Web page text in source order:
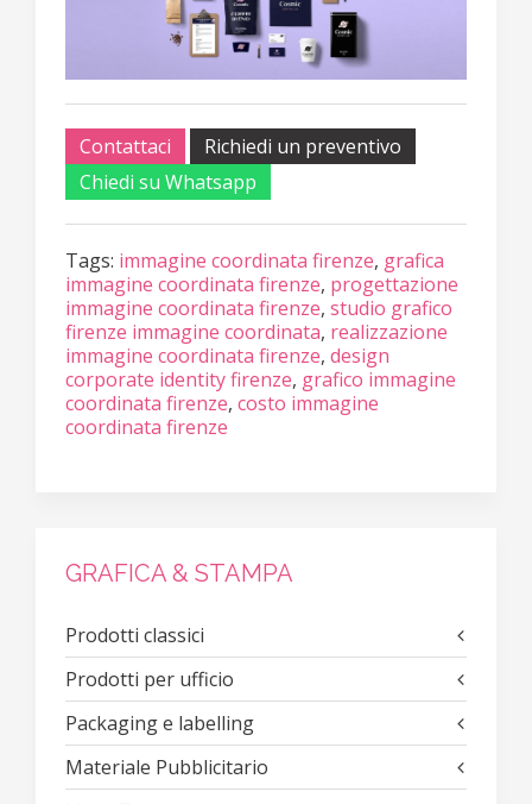
Contattaci
Richiedi un preventivo
Chiedi su Whatsapp
Tags: immagine coordinata firenze, grafica
immagine coordinata firenze, progettazione
immagine coordinata firenze, studio grafico
firenze immagine coordinata, realizzazione
immagine coordinata firenze, design
corporate identity firenze, grafico immagine
coordinata firenze, costo immagine
coordinata firenze
GRAFICA & STAMPA
Prodotti classici
Prodotti per ufficio
Packaging e labelling
Materiale Pubblicitario